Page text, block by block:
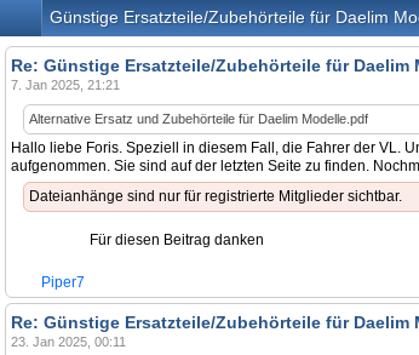
Günstige Ersatzteile/Zubehörteile für Daelim
Re: Günstige Ersatzteile/Zubehörteile für Daelim
7. Jan 2025, 21:21
Alternative Ersatz und Zubehörteile für Daelim Modelle.pdf
Hallo liebe Foris. Speziell in diesem Fall, die Fahrer der VL.
aufgenommen. Sie sind auf der letzten Seite zu finden.
Dateianhänge sind nur für registrierte Mitglieder sichtbar.
Für diesen Beitrag danken
Piper7
Re: Günstige Ersatzteile/Zubehörteile für Daelim
23. Jan 2025, 00:11